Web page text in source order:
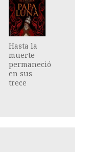
Hasta la
muerte
permaneció
en sus
trece